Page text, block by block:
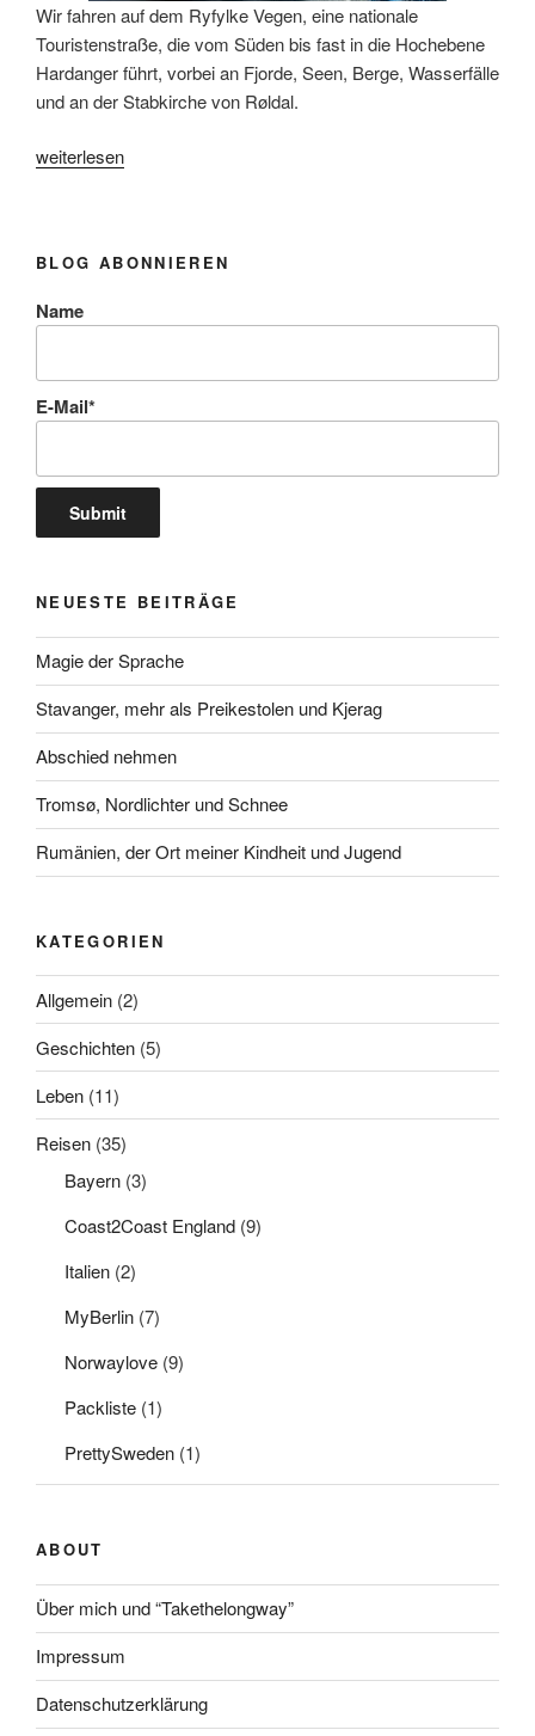
Wir fahren auf dem Ryfylke Vegen, eine nationale
Touristenstraße, die vom Süden bis fast in die Hochebene
Hardanger führt, vorbei an Fjorde, Seen, Berge, Wasserfälle
und an der Stabkirche von Røldal.
„Tosende
und
nach
weiterlesen
BLOG ABONNIEREN
Name
E-Mail*
NEUESTE BEITRÄGE
Magie der Sprache
Stavanger, mehr als Preikestolen und Kjerag
Abschied nehmen
Tromsø, Nordlichter und Schnee
Rumänien, der Ort meiner Kindheit und Jugend
KATEGORIEN
Allgemein (2)
Geschichten (5)
Leben (11)
Reisen (35)
Bayern (3)
Coast2Coast England (9)
Italien (2)
MyBerlin (7)
Norwaylove (9)
Packliste (1)
PrettySweden (1)
ABOUT
Über mich und “Takethelongway”
Impressum
Datenschutzerklärung